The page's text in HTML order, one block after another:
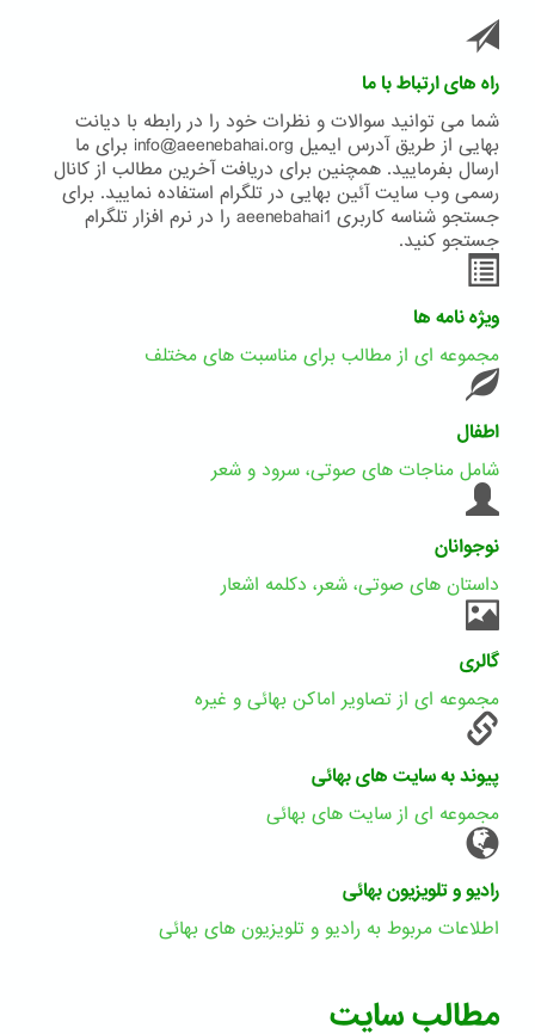
راه های ارتباط با ما
شما می توانید سوالات و نظرات خود را در رابطه با دیانت
بهایی از طریق آدرس ایمیل info@aeenebahai.org برای ما
ارسال بفرمایید. همچنین برای دریافت آخرین مطالب از کانال
رسمی وب سایت آئین بهایی در تلگرام استفاده نمایید. برای
جستجو شناسه کاربری aeenebahai1 را در نرم افزار تلگرام
جستجو کنید.
ویژه نامه ها
مجموعه ای از مطالب برای مناسبت های مختلف
اطفال
شامل مناجات های صوتی، سرود و شعر
نوجوانان
داستان های صوتی، شعر، دکلمه اشعار
گالری
مجموعه ای از تصاویر اماکن بهائی و غیره
پیوند به سایت های بهائی
مجموعه ای از سایت های بهائی
رادیو و تلویزیون بهائی
اطلاعات مربوط به رادیو و تلویزیون های بهائی
مطالب سایت